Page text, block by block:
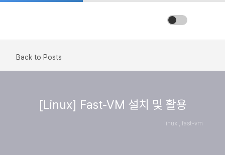
Back to Posts
[Linux] Fast-VM 설치 및 활용
linux , fast-vm